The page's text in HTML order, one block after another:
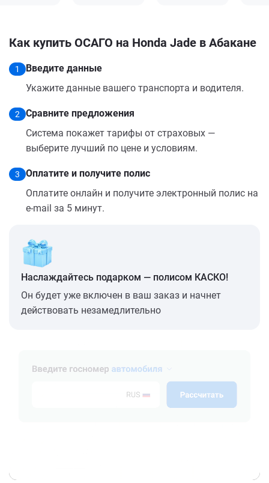
Как купить ОСАГО на Honda Jade в Абакане
1
Введите данные
Укажите данные вашего транспорта и водителя.
2
Сравните предложения
Система покажет тарифы от страховых —
выберите лучший по цене и условиям.
3
Оплатите и получите полис
Оплатите онлайн и получите электронный полис на
e-mail за 5 минут.
Наслаждайтесь подарком — полисом КАСКО!
Он будет уже включен в ваш заказ и начнет
действовать незамедлительно